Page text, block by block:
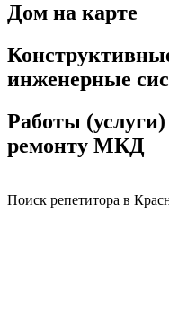
Дом на карте
инженерные
Работы
ремонту МКД
Поиск репетитора в